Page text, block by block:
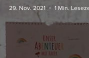
29. Nov. 2021 1 Min.